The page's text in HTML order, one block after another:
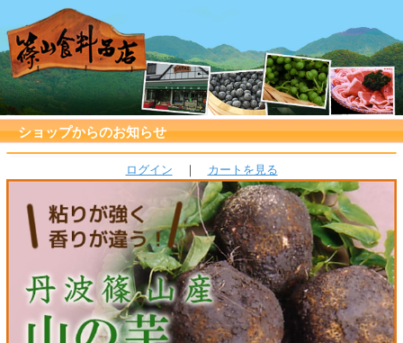
ショップからのお知らせ
ログイン ｜ カートを見る